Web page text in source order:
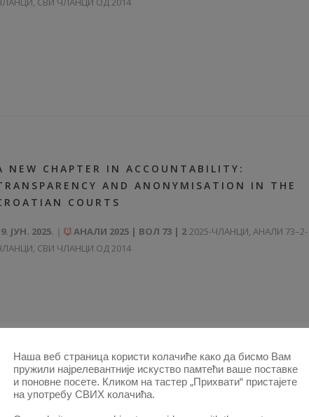
NEW CHAPTER IN ACCOUNTABILITY:
AND ANONYMISATION IN THE
COURTS
ЈУН. 2025. АНАЛИ 2025 | ВОЛ 73 | 22025-ЧЛАНЦИ, АНАЛИ 73–2-
, СВИ ЧЛАНЦИ ОД 2014
FACILITATION BY ARBITRAL
Наша веб страница користи колачиће како да бисмо Вам
пружили најрелевантније искуство памтећи ваше поставке
и поновне посете. Кликом на тастер „Прихвати“ пристајете
на употребу СВИХ колачића.